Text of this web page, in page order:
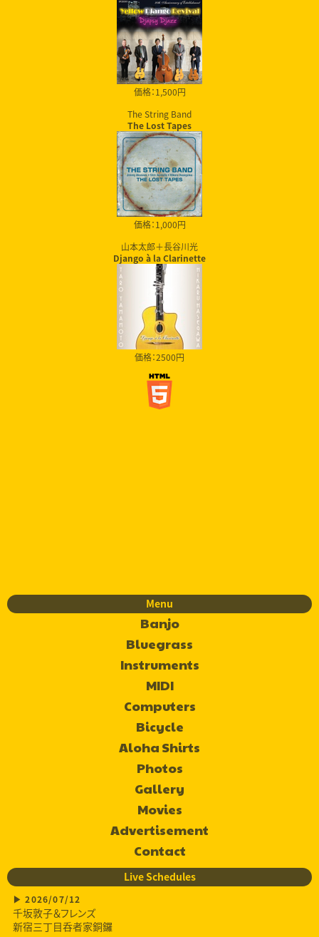
価格：1,500円
The String Band
The Lost Tapes
価格：1,000円
山本太郎＋長谷川光
Django à la Clarinette
価格：2500円
Menu
Banjo
Bluegrass
Instruments
MIDI
Computers
Bicycle
Aloha Shirts
Photos
Gallery
Movies
Advertisement
Contact
Live Schedules
2026/07/12
千坂敦子＆フレンズ
新宿三丁目呑者家銅鑼